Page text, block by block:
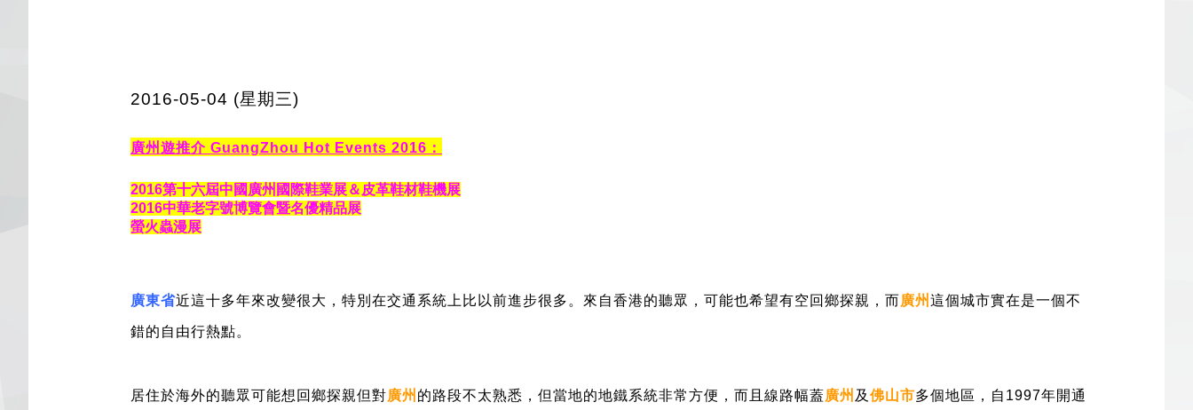
2016-05-04 (星期三)
廣州遊推介 GuangZhou Hot Events 2016：
2016第十六屆中國廣州國際鞋業展＆皮革鞋材鞋機展
2016中華老字號博覽會暨名優精品展
螢火蟲漫展
廣東省近這十多年來改變很大，特別在交通系統上比以前進步很多。來自香港的聽眾，可能也希望有空回鄉探親，而廣州 這個城市實在是一個不
錯的自由行熱點。
居住於海外的聽眾可能想回鄉探親但對廣州 的路段不太熟悉，但當地的地鐵系統非常方便，而且線路幅蓋廣州 及 佛山市多個地區，自1997年開通